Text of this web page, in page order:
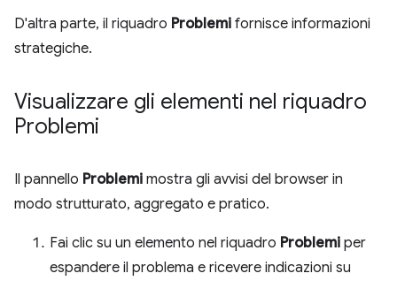
D'altra parte, il riquadro Problemi fornisce informazioni
strategiche.
Visualizzare gli elementi nel riquadro
Problemi
Il pannello Problemi mostra gli avvisi del browser in
modo strutturato, aggregato e pratico.
Fai clic su un elemento nel riquadro Problemi per
espandere il problema e ricevere indicazioni su